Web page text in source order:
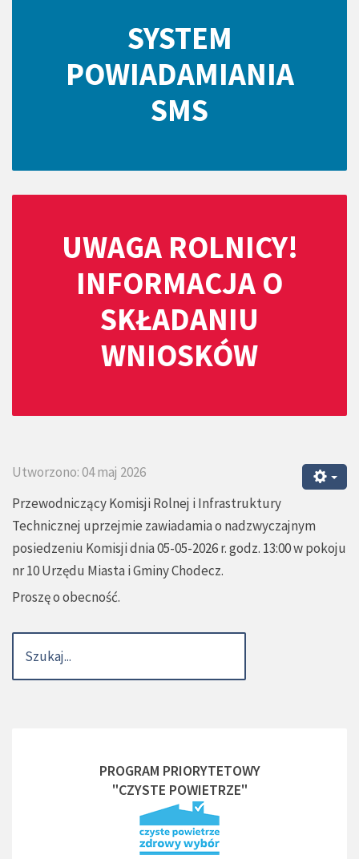
SYSTEM
POWIADAMIANIA
SMS
UWAGA ROLNICY!
INFORMACJA O
SKŁADANIU
WNIOSKÓW
Utworzono: 04 maj 2026
Przewodniczący Komisji Rolnej i Infrastruktury
Technicznej uprzejmie zawiadamia o nadzwyczajnym
posiedzeniu Komisji dnia 05-05-2026 r. godz. 13:00 w pokoju
nr 10 Urzędu Miasta i Gminy Chodecz.
Proszę o obecność.
PROGRAM PRIORYTETOWY
"CZYSTE POWIETRZE"